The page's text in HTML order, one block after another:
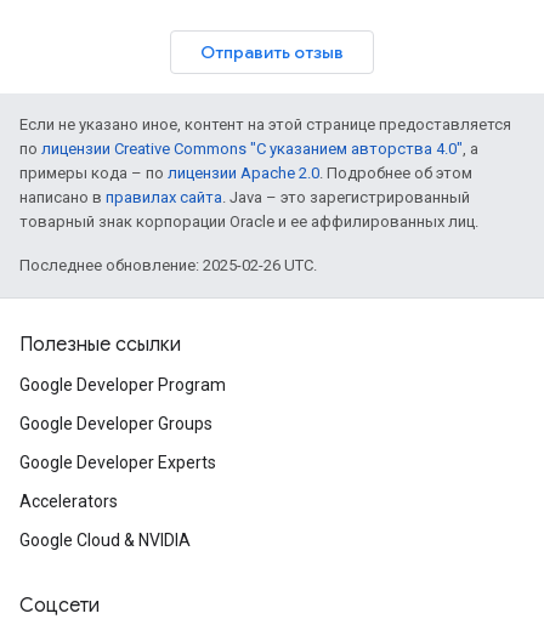
Отправить отзыв
Если не указано иное, контент на этой странице предоставляется
по лицензии Creative Commons "С указанием авторства 4.0" , а
примеры кода – по лицензии Apache 2.0 . Подробнее об этом
написано в правилах сайта . Java – это зарегистрированный
товарный знак корпорации Oracle и ее аффилированных лиц.
Последнее обновление: 2025-02-26 UTC.
Полезные ссылки
Google Developer Program
Google Developer Groups
Google Developer Experts
Accelerators
Google Cloud & NVIDIA
Соцсети